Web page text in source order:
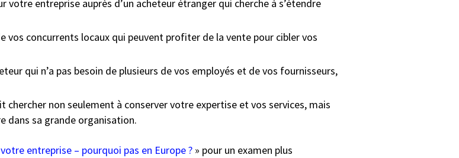
votre entreprise auprès d’un acheteur étranger qui cherche à s’étendre
vos concurrents locaux qui peuvent profiter de la vente pour cibler vos
qui n’a pas besoin de plusieurs de vos employés et de vos fournisseurs,
chercher non seulement à conserver votre expertise et vos services, mais
dans sa grande organisation.
entreprise – pourquoi pas en Europe ? » pour un examen plus